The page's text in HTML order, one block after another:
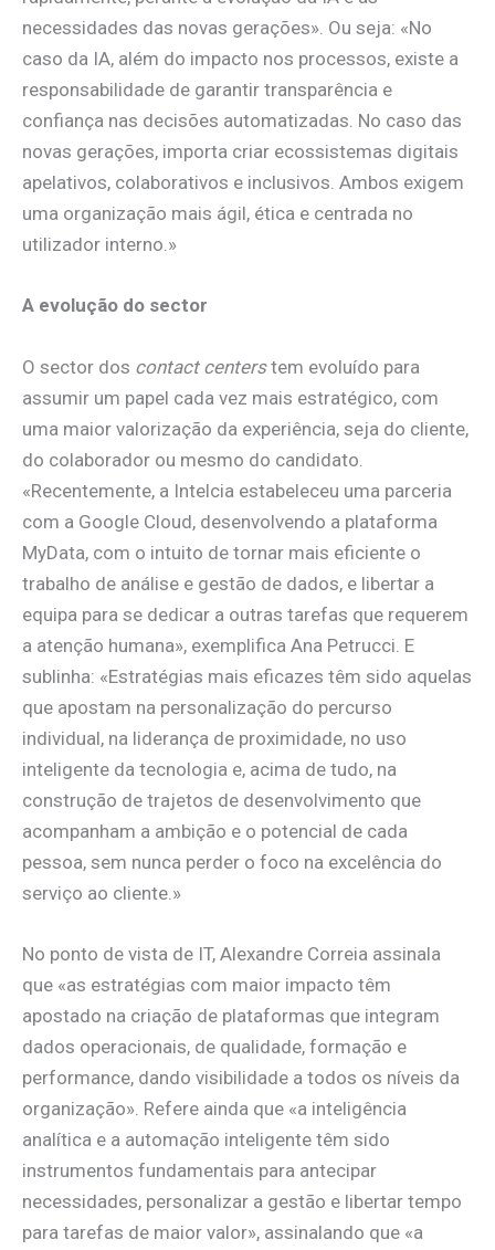
necessidades das novas gerações». Ou seja: «No
caso da IA, além do impacto nos processos, existe a
responsabilidade de garantir transparência e
confiança nas decisões automatizadas. No caso das
novas gerações, importa criar ecossistemas digitais
apelativos, colaborativos e inclusivos. Ambos exigem
uma organização mais ágil, ética e centrada no
utilizador interno.»
A evolução do sector
O sector dos contact centerstem evoluído para
assumir um papel cada vez mais estratégico, com
uma maior valorização da experiência, seja do cliente,
do colaborador ou mesmo do candidato.
«Recentemente, a Intelcia estabeleceu uma parceria
com a Google Cloud, desenvolvendo a plataforma
MyData, com o intuito de tornar mais eficiente o
trabalho de análise e gestão de dados, e libertar a
equipa para se dedicar a outras tarefas que requerem
a atenção humana», exemplifica Ana Petrucci. E
sublinha: «Estratégias mais eficazes têm sido aquelas
que apostam na personalização do percurso
individual, na liderança de proximidade, no uso
inteligente da tecnologia e, acima de tudo, na
construção de trajetos de desenvolvimento que
acompanham a ambição e o potencial de cada
pessoa, sem nunca perder o foco na excelência do
serviço ao cliente.»
No ponto de vista de IT, Alexandre Correia assinala
que «as estratégias com maior impacto têm
apostado na criação de plataformas que integram
dados operacionais, de qualidade, formação e
performance, dando visibilidade a todos os níveis da
organização». Refere ainda que «a inteligência
analítica e a automação inteligente têm sido
instrumentos fundamentais para antecipar
necessidades, personalizar a gestão e libertar tempo
para tarefas de maior valor», assinalando que «a